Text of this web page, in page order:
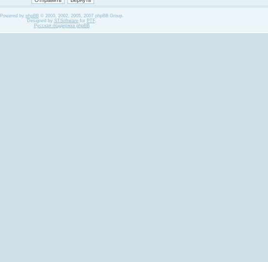
Powered by phpBB© 2000, 2002, 2005, 2007 phpBB Group.
Designed by STSoftwarefor PTF.
Русская поддержка phpBB